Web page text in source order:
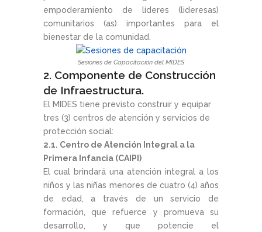
empoderamiento de líderes (lideresas)
comunitarios (as) importantes para el
bienestar de la comunidad.
Sesiones de Capacitación del MIDES
2. Componente de Construcción
de Infraestructura.
El MIDES tiene previsto construir y equipar
tres (3) centros de atención y servicios de
protección social:
2.1. Centro de Atención Integral a la
Primera Infancia (CAIPI)
El cual brindará una atención integral a los
niños y las niñas menores de cuatro (4) años
de edad, a través de un servicio de
formación, que refuerce y promueva su
desarrollo, y que potencie el